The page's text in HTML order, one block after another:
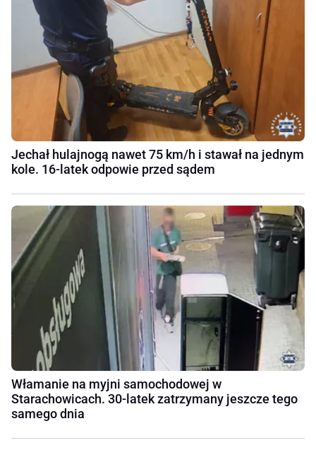
Jechał hulajnogą nawet 75 km/h i stawał na jednym
kole. 16-latek odpowie przed sądem
Włamanie na myjni samochodowej w
Starachowicach. 30-latek zatrzymany jeszcze tego
samego dnia